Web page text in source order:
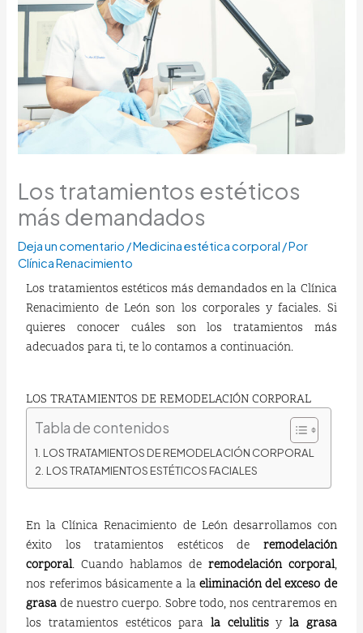
Los tratamientos estéticos
más demandados
Deja un comentario /Medicina estética corporal / Por
Clínica Renacimiento
Los tratamientos estéticos más demandados en la Clínica
Renacimiento de León son los corporales y faciales. Si
quieres conocer cuáles son los tratamientos más
adecuados para ti, te lo contamos a continuación.
LOS TRATAMIENTOS DE REMODELACIÓN CORPORAL
Tabla de contenidos
LOS TRATAMIENTOS DE REMODELACIÓN CORPORAL
LOS TRATAMIENTOS ESTÉTICOS FACIALES
En la Clínica Renacimiento de León desarrollamos con
éxito los tratamientos estéticos de remodelación
corporal. Cuando hablamos de remodelación corporal,
nos referimos básicamente a laeliminación del exceso de
grasade nuestro cuerpo. Sobre todo, nos centraremos en
los tratamientos estéticos para la celulitisy la grasa